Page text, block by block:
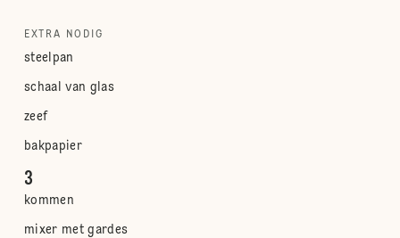
EXTRA NODIG
steelpan
schaal van glas
zeef
bakpapier
3
kommen
mixer met gardes